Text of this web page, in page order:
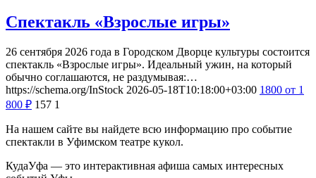
Спектакль «Взрослые игры»
26 сентября 2026 года в Городском Дворце культуры состоится
спектакль «Взрослые игры». Идеальный ужин, на который
обычно соглашаются, не раздумывая:…
https://schema.org/InStock 2026-05-18T10:18:00+03:00 1800 от 1
800 ₽ 157 1
На нашем сайте вы найдете всю информацию про событие
спектакли в Уфимском театре кукол.
КудаУфа — это интерактивная афиша самых интересных